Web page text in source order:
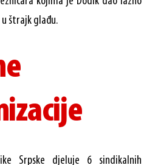
štrajk glađu.
Srpske djeluje 6 sindikalnih